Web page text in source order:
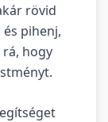
rövid
pihenj,
rá, hogy